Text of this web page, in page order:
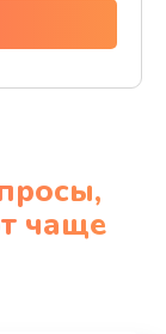
чаще